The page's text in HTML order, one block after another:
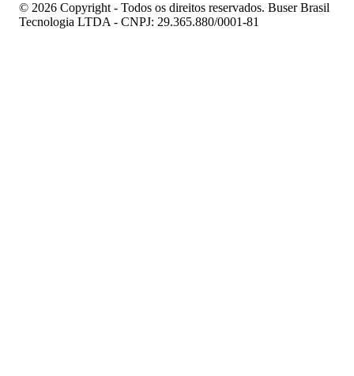
© 2026 Copyright - Todos os direitos reservados. Buser Brasil
Tecnologia LTDA - CNPJ: 29.365.880/0001-81